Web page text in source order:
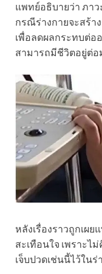
แพทย์อธิบายว่า ภา
กรณีร่างกายจะสร้
เพื่อลดผลกระทบต่อ
สามารถมีชีวิตอยู่ต่อ
หลังเรื่องราวถูกเผ
สะเทือนใจ เพราะไ
เจ็บปวดเช่นนี้ไว้ใน